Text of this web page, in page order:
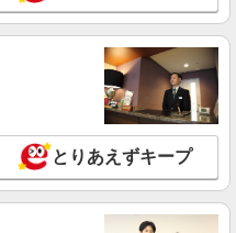
収例：261、000円（月収例21日
残業・休日出勤手当て等が含ま
ます） 交通費全額支給
倉町 ＊車・バイク通勤OK
詳細を見る
とりあえずキープ